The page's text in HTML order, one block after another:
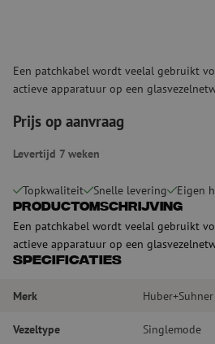
Een patchkabel wordt veelal gebruikt
actieve apparatuur op een
Prijs op aanvraag
Levertijd 7 weken
Topkwaliteit Snelle levering Eigen
Productomschrijving
Een patchkabel wordt veelal gebruikt
actieve apparatuur op een
Specificaties
Merk Huber+Suhner
Vezeltype Singlemode